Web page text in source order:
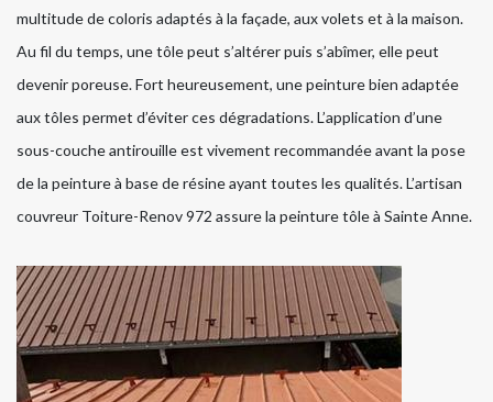
multitude de coloris adaptés à la façade, aux volets et à la maison.
Au fil du temps, une tôle peut s’altérer puis s’abîmer, elle peut
devenir poreuse. Fort heureusement, une peinture bien adaptée
aux tôles permet d’éviter ces dégradations. L’application d’une
sous-couche antirouille est vivement recommandée avant la pose
de la peinture à base de résine ayant toutes les qualités. L’artisan
couvreur Toiture-Renov 972 assure la peinture tôle à Sainte Anne.